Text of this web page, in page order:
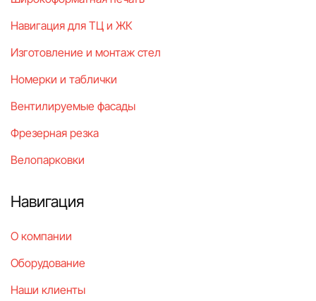
Навигация для ТЦ и ЖК
Изготовление и монтаж стел
Номерки и таблички
Вентилируемые фасады
Фрезерная резка
Велопарковки
Навигация
О компании
Оборудование
Наши клиенты